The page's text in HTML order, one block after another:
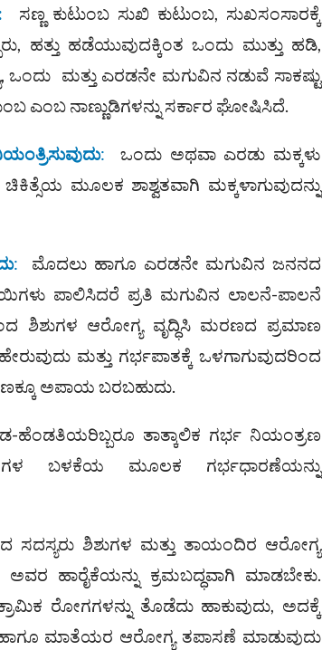
ಸಣ್ಣ ಕುಟುಂಬ ಸುಖಿ ಕುಟುಂಬ, ಸುಖಸಂಸಾರಕ್ಕೆ
ಹತ್ತು ಹಡೆಯುವುದಕ್ಕಿಂತ ಒಂದು ಮುತ್ತು ಹಡಿ,
ಮತ್ತು ಎರಡನೇ ಮಗುವಿನ ನಡುವೆ ಸಾಕಷ್ಟು
ಎಂಬ ನಾಣ್ಣುಡಿಗಳನ್ನು ಸರ್ಕಾರ ಘೋಷಿಸಿದೆ.
: ಒಂದು ಅಥವಾ ಎರಡು ಮಕ್ಕಳು
ಮೂಲಕ ಶಾಶ್ವತವಾಗಿ ಮಕ್ಕಳಾಗುವುದನ್ನು
: ಮೊದಲು ಹಾಗೂ ಎರಡನೇ ಮಗುವಿನ ಜನನದ
ಪಾಲಿಸಿದರೆ ಪ್ರತಿ ಮಗುವಿನ ಲಾಲನೆ-ಪಾಲನೆ
ಶಿಶುಗಳ ಆರೋಗ್ಯ ವೃದ್ಧಿಸಿ ಮರಣದ ಪ್ರಮಾಣ
ಮತ್ತು ಗರ್ಭಪಾತಕ್ಕೆ ಒಳಗಾಗುವುದರಿಂದ
ಅಪಾಯ ಬರಬಹುದು.
ಹೆಂಡತಿಯರಿಬ್ಬರೂ ತಾತ್ಕಾಲಿಕ ಗರ್ಭ ನಿಯಂತ್ರಣ
ಬಳಕೆಯ ಮೂಲಕ ಗರ್ಭಧಾರಣೆಯನ್ನು
ಸದಸ್ಯರು ಶಿಶುಗಳ ಮತ್ತು ತಾಯಂದಿರ ಆರೋಗ್ಯ
ಹಾರೈಕೆಯನ್ನು ಕ್ರಮಬದ್ಧವಾಗಿ ಮಾಡಬೇಕು.
ರೋಗಗಳನ್ನು ತೊಡೆದು ಹಾಕುವುದು, ಅದಕ್ಕೆ
ಮಾತೆಯರ ಆರೋಗ್ಯ ತಪಾಸಣೆ ಮಾಡುವುದು